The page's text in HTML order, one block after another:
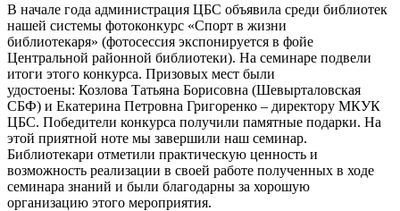
В начале года администрация ЦБС объявила среди библиотек
нашей системы фотоконкурс «Спорт в жизни
библиотекаря» (фотосессия экспонируется в фойе
Центральной районной библиотеки). На семинаре подвели
итоги этого конкурса. Призовых мест были
удостоены: Козлова Татьяна Борисовна (Шевырталовская
СБФ) и Екатерина Петровна Григоренко – директору МКУК
ЦБС. Победители конкурса получили памятные подарки. На
этой приятной ноте мы завершили наш семинар.
Библиотекари отметили практическую ценность и
возможность реализации в своей работе полученных в ходе
семинара знаний и были благодарны за хорошую
организацию этого мероприятия.